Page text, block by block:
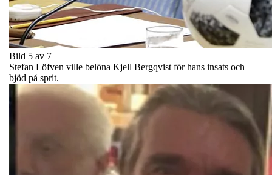
Bild 5 av 7
Stefan Löfven ville belöna Kjell Bergqvist för hans insats och
bjöd på sprit.